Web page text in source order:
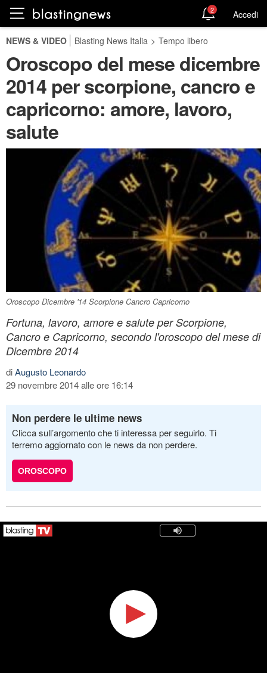
2 Accedi
NEWS & VIDEO Blasting News Italia > Tempo libero
Oroscopo del mese dicembre
2014 per scorpione, cancro e
capricorno: amore, lavoro,
salute
Oroscopo Dicembre '14 Scorpione Cancro Capricorno
Fortuna, lavoro, amore e salute per Scorpione,
Cancro e Capricorno, secondo l'oroscopo del mese di
Dicembre 2014
diAugusto Leonardo
29 novembre 2014 alle ore 16:14
Non perdere le ultime news
Clicca sull’argomento che ti interessa per seguirlo. Ti
terremo aggiornato con le news da non perdere.
OROSCOPO